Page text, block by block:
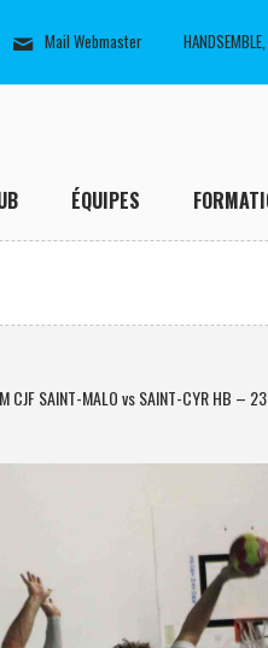
Mail Webmaster
ÉQUIPES
CJF SAINT-MALO vs SAINT-CYR HB –